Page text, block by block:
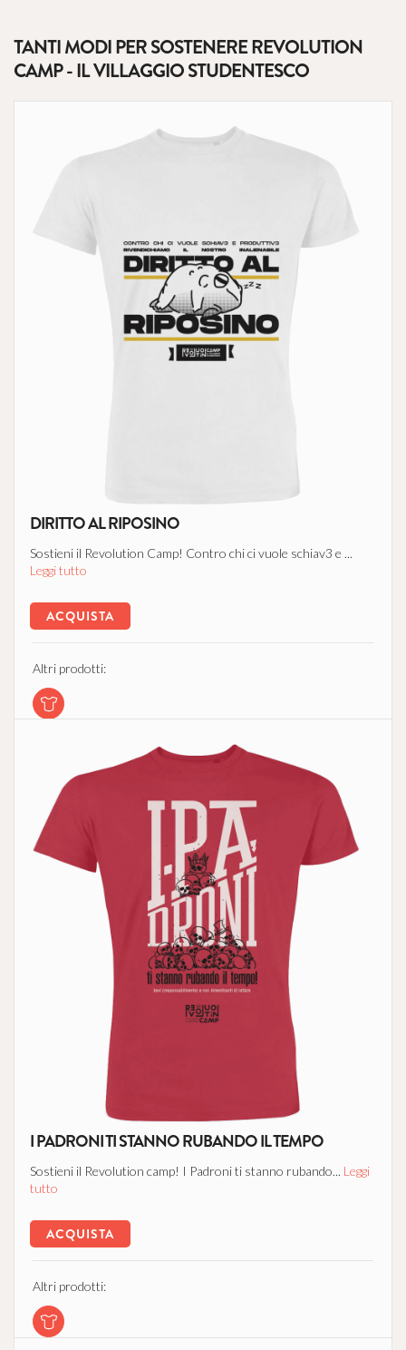
TANTI MODI PER SOSTENERE REVOLUTION
CAMP - IL VILLAGGIO STUDENTESCO
DIRITTO AL RIPOSINO
Sostieni il Revolution Camp! Contro chi ci vuole schiav3 e ...
Leggi tutto
ACQUISTA
Altri prodotti:
I PADRONI TI STANNO RUBANDO IL TEMPO
Sostieni il Revolution camp! I Padroni ti stanno rubando... Leggi
tutto
ACQUISTA
Altri prodotti: